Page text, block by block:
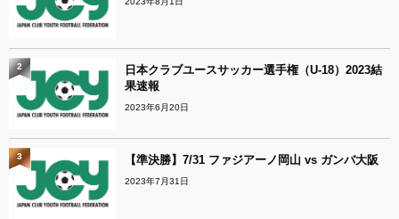
日本クラブユースサッカー選手権（U-18）2023結
果速報
2023年6月20日
2
【準決勝】7/31 ファジアーノ岡山 vs ガンバ大阪
2023年7月31日
3